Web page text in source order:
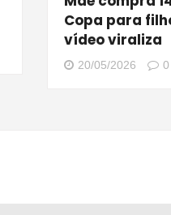
Copa para
vídeo viraliza
20/05/2026 0